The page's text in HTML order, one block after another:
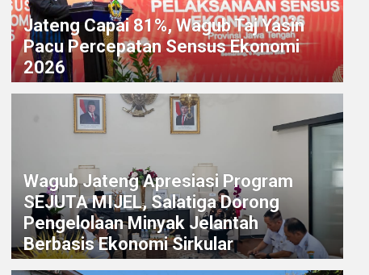
Jateng Capai 81%, Wagub Taj Yasin
Pacu Percepatan Sensus Ekonomi
2026
Wagub Jateng Apresiasi Program
SEJUTA MIJEL, Salatiga Dorong
Pengelolaan Minyak Jelantah
Berbasis Ekonomi Sirkular